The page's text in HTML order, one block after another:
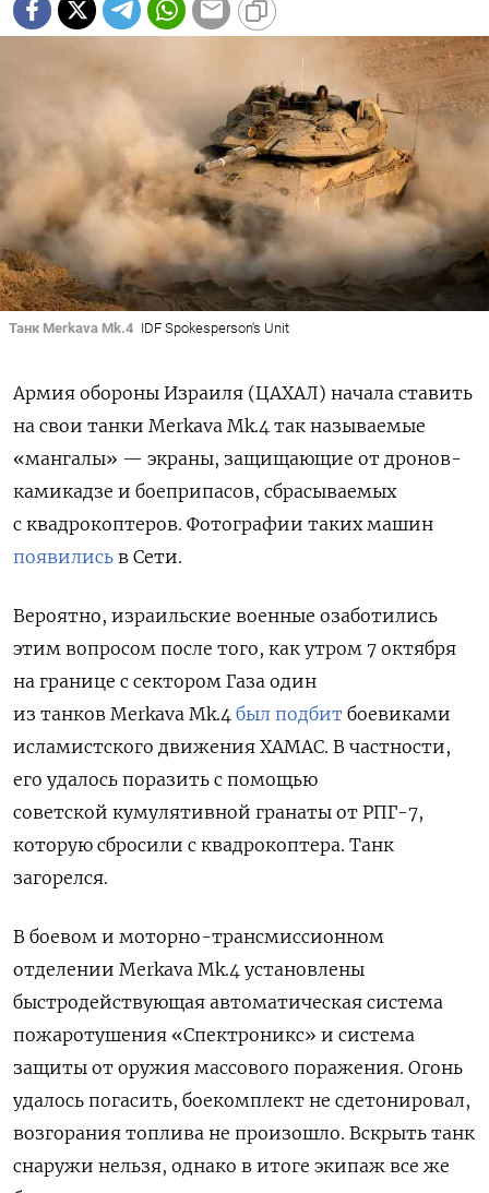
Танк Merkava Mk.4 IDF Spokesperson's Unit
Армия обороны Израиля (ЦАХАЛ) начала ставить
на свои танки Merkava Mk.4 так называемые
«мангалы» — экраны, защищающие от дронов-
камикадзе и боеприпасов, сбрасываемых
с квадрокоптеров. Фотографии таких машин
появились в Сети.
Вероятно, израильские военные озаботились
этим вопросом после того, как утром 7 октября
на границе с сектором Газа один
из танков Merkava Mk.4 был подбит боевиками
исламистского движения ХАМАС. В частности,
его удалось поразить с помощью
советской кумулятивной гранаты от РПГ-7,
которую сбросили с квадрокоптера. Танк
загорелся.
В боевом и моторно-трансмиссионном
отделении Merkava Mk.4 установлены
быстродействующая автоматическая система
пожаротушения «Спектроникс» и система
защиты от оружия массового поражения. Огонь
удалось погасить, боекомплект не сдетонировал,
возгорания топлива не произошло. Вскрыть танк
снаружи нельзя, однако в итоге экипаж все же